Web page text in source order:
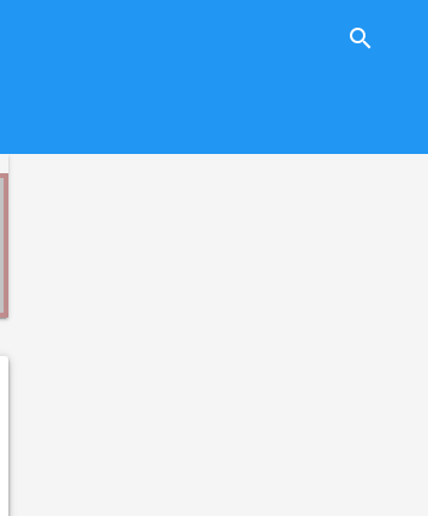
search